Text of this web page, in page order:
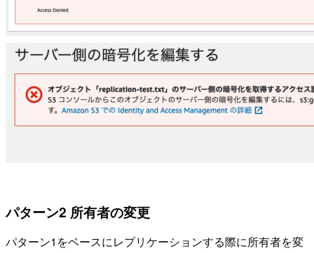
パターン2 所有者の変更
パターン1をベースにレプリケーションする際に所有者を変